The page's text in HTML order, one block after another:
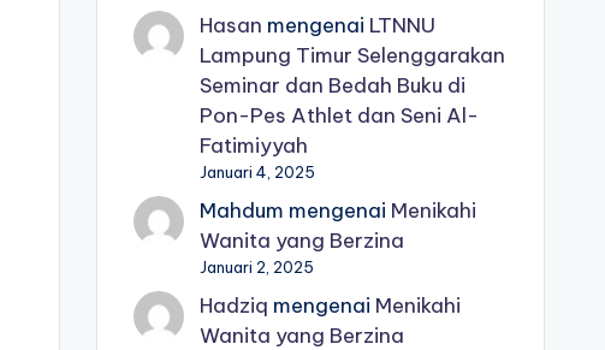
Hasan mengenai LTNNU
Lampung Timur Selenggarakan
Seminar dan Bedah Buku di
Pon-Pes Athlet dan Seni Al-
Fatimiyyah
Januari 4, 2025
Mahdum mengenai Menikahi
Wanita yang Berzina
Januari 2, 2025
Hadziq mengenai Menikahi
Wanita yang Berzina